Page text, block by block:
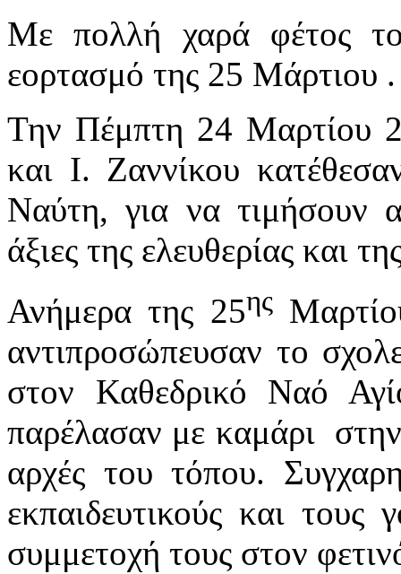
Με πολλή χαρά φέτος το
εορτασμό της 25 Μάρτιου .
Την Πέμπτη 24 Μαρτίου
και Ι. Ζαννίκου
Ναύτη, για να τιμήσουν
άξιες της ελευθερίας και
Ανήμερα της 25ης
αντιπροσώπευσαν το
στον Καθεδρικό Ναό
παρέλασαν με καμάρι
αρχές του τόπου.
εκπαιδευτικούς και τους
συμμετοχή τους στον